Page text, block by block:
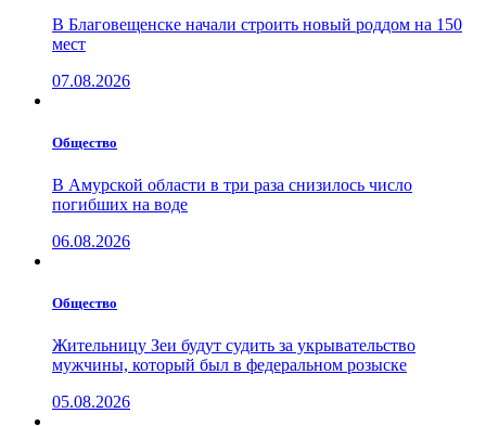
В Благовещенске начали строить новый роддом на 150
мест
07.08.2026
Общество
В Амурской области в три раза снизилось число
погибших на воде
06.08.2026
Общество
Жительницу Зеи будут судить за укрывательство
мужчины, который был в федеральном розыске
05.08.2026